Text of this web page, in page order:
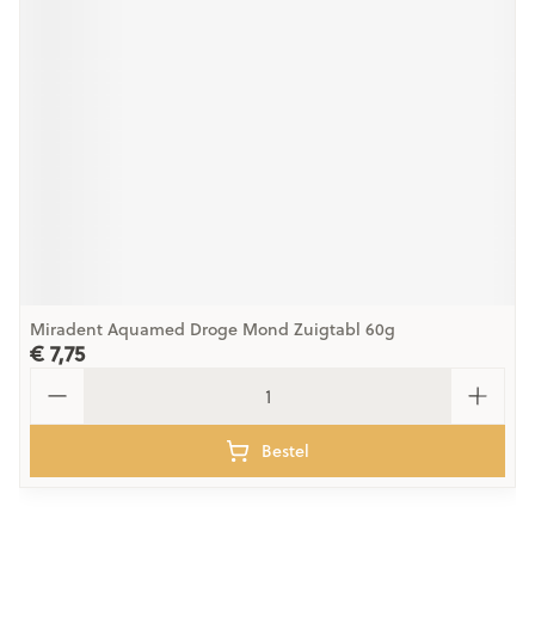
Miradent Aquamed Droge Mond Zuigtabl 60g
€ 7,75
Bestel